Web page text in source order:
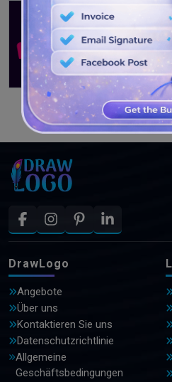
WEITERE
DrawLogo
Angebote
Über uns
Kontaktieren Sie uns
Datenschutzrichtlinie
Allgemeine
Geschäftsbedingungen